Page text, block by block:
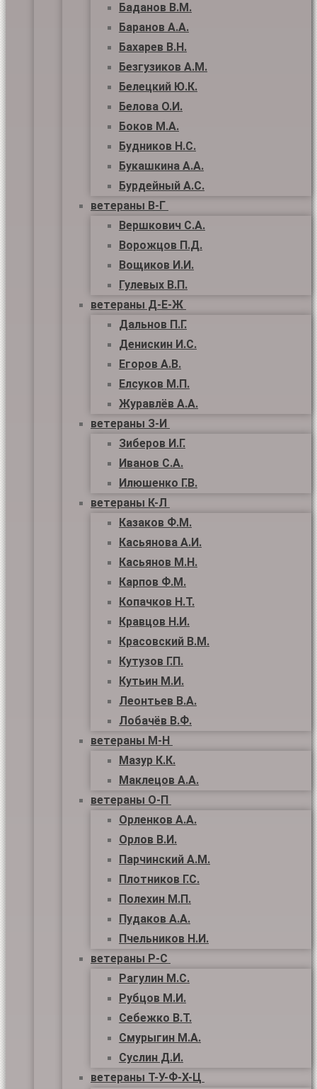
Баданов В.М.
Баранов А.А.
Бахарев В.Н.
Безгузиков А.М.
Белецкий Ю.К.
Белова О.И.
Боков М.А.
Будников Н.С.
Букашкина А.А.
Бурдейный А.С.
ветераны В-Г
Вершкович С.А.
Ворожцов П.Д.
Вощиков И.И.
Гулевых В.П.
ветераны Д-Е-Ж
Дальнов П.Г.
Денискин И.С.
Егоров А.В.
Елсуков М.П.
Журавлёв А.А.
ветераны З-И
Зиберов И.Г.
Иванов С.А.
Илюшенко Г.В.
ветераны К-Л
Казаков Ф.М.
Касьянова А.И.
Касьянов М.Н.
Карпов Ф.М.
Копачков Н.Т.
Кравцов Н.И.
Красовский В.М.
Кутузов Г.П.
Кутьин М.И.
Леонтьев В.А.
Лобачёв В.Ф.
ветераны М-Н
Мазур К.К.
Маклецов А.А.
ветераны О-П
Орленков А.А.
Орлов В.И.
Парчинский А.М.
Плотников Г.С.
Полехин М.П.
Пудаков А.А.
Пчельников Н.И.
ветераны Р-С
Рагулин М.С.
Рубцов М.И.
Себежко В.Т.
Смурыгин М.А.
Суслин Д.И.
ветераны Т-У-Ф-Х-Ц